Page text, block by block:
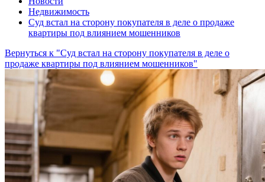
Недвижимость
Суд встал на сторону покупателя в деле о продаже
квартиры под влиянием мошенников
Вернуться к "Суд встал на сторону покупателя в деле о
продаже квартиры под влиянием мошенников"